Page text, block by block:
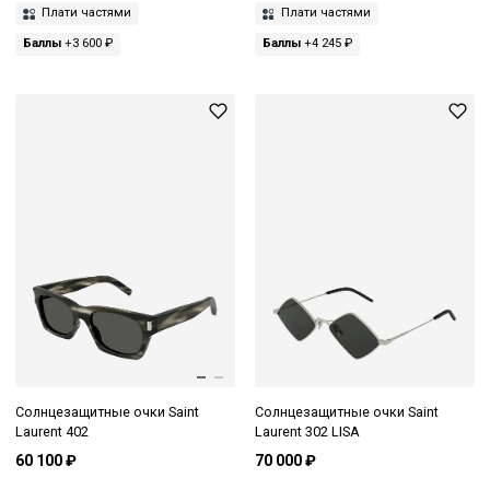
Плати частями
Баллы +3 600 ₽
Плати частями
Баллы+4 245 ₽
Солнцезащитные очки Saint
Laurent 402
60 100 ₽
Солнцезащитные очки Saint
Laurent 302 LISA
70 000 ₽